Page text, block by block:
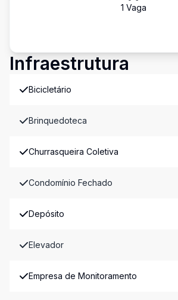
1 Vaga
Infraestrutura
Bicicletário
Brinquedoteca
Churrasqueira Coletiva
Condomínio Fechado
Depósito
Elevador
Empresa de Monitoramento